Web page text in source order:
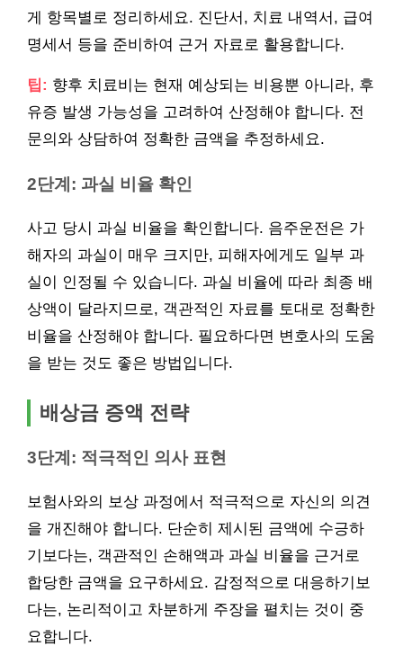
게 항목별로 정리하세요. 진단서, 치료 내역서, 급여
명세서 등을 준비하여 근거 자료로 활용합니다.
팁: 향후 치료비는 현재 예상되는 비용뿐 아니라, 후
유증 발생 가능성을 고려하여 산정해야 합니다. 전
문의와 상담하여 정확한 금액을 추정하세요.
2단계: 과실 비율 확인
사고 당시 과실 비율을 확인합니다. 음주운전은 가
해자의 과실이 매우 크지만, 피해자에게도 일부 과
실이 인정될 수 있습니다. 과실 비율에 따라 최종 배
상액이 달라지므로, 객관적인 자료를 토대로 정확한
비율을 산정해야 합니다. 필요하다면 변호사의 도움
을 받는 것도 좋은 방법입니다.
배상금 증액 전략
3단계: 적극적인 의사 표현
보험사와의 보상 과정에서 적극적으로 자신의 의견
을 개진해야 합니다. 단순히 제시된 금액에 수긍하
기보다는, 객관적인 손해액과 과실 비율을 근거로
합당한 금액을 요구하세요. 감정적으로 대응하기보
다는, 논리적이고 차분하게 주장을 펼치는 것이 중
요합니다.